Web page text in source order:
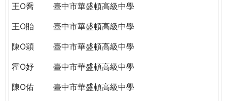
王O喬
臺中市華盛頓高級中學
王O貽
臺中市華盛頓高級中學
陳O穎
臺中市華盛頓高級中學
霍O妤
臺中市華盛頓高級中學
陳O佑
臺中市華盛頓高級中學